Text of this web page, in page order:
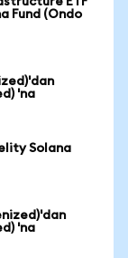
Fund (Ondo
'na
Solana
'na